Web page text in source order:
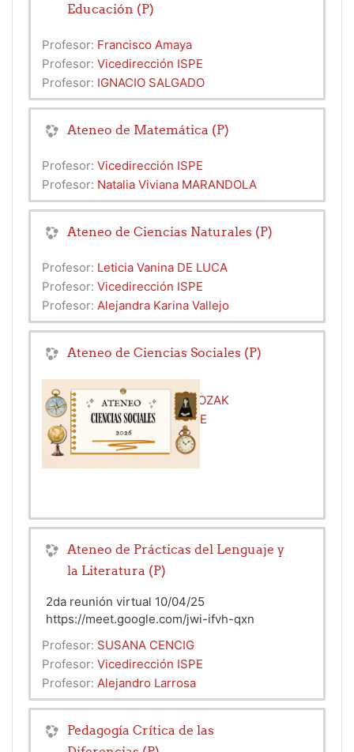
Educación (P)
Profesor: Francisco Amaya
Profesor: Vicedirección ISPE
Profesor: IGNACIO SALGADO
Ateneo de Matemática (P)
Profesor: Vicedirección ISPE
Profesor: Natalia Viviana MARANDOLA
Ateneo de Ciencias Naturales (P)
Profesor: Leticia Vanina DE LUCA
Profesor: Vicedirección ISPE
Profesor: Alejandra Karina Vallejo
Ateneo de Ciencias Sociales (P)
Profesor: Gustavo Daniel COZAK
Profesor:Vicedirección ISPE
Profesor:Carolina Melita
Ateneo de Prácticas del Lenguaje y
la Literatura (P)
2da reunión virtual 10/04/25
https://meet.google.com/jwi-ifvh-qxn
Profesor: SUSANA CENCIG
Profesor: Vicedirección ISPE
Profesor: Alejandro Larrosa
Pedagogía Crítica de las